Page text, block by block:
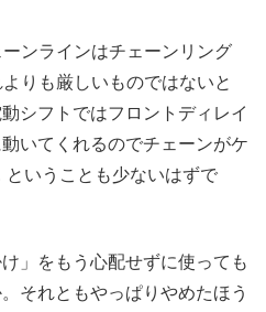
ンラインはチェーンリング
りも厳しいものではないと
シフトではフロントディレイ
いてくれるのでチェーンがケ
いうことも少ないはずで
」をもう心配せずに使っても
それともやっぱりやめたほう